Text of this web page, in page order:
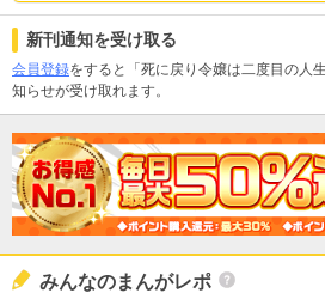
新刊通知を受け取る
会員登録をすると「死に戻り令嬢は二度目の人
知らせが受け取れます。
みんなのまんがレポ